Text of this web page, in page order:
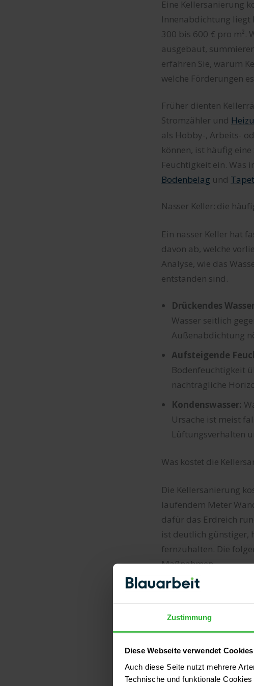
Zustimmung
Diese Webseite verwendet Cookies
Auch diese Seite nutzt mehrere
Technische und funktionale
Eine Kellersanierung
Innenabdichtung liegt
300 bis 600 € pro m².
ausgebaut,
erfahren Sie, warum
welche Förderungen
Früher dienten
Stromzähler und
als Hobby-, Arbeits-
können, ist häufig
Feuchtigkeit ein. Was
Bodenbelag und
Nasser Keller: die
Ein nasser Keller hat
davon ab, welche
Analyse, wie das
entstanden sind.
Drückendes
Wasser seitlich
Außenabdichtung
Aufsteigende
Bodenfeuchtigkeit
nachträgliche
Kondenswasser:
Ursache ist meist
Lüftungsverhalten
Was kostet die
Die Kellersanierung
laufendem Meter
dafür das Erdreich
ist deutlich günstiger,
fernzuhalten. Die
Maßnahmen.
Horizontalsperre gegen
Außenabdichtung /